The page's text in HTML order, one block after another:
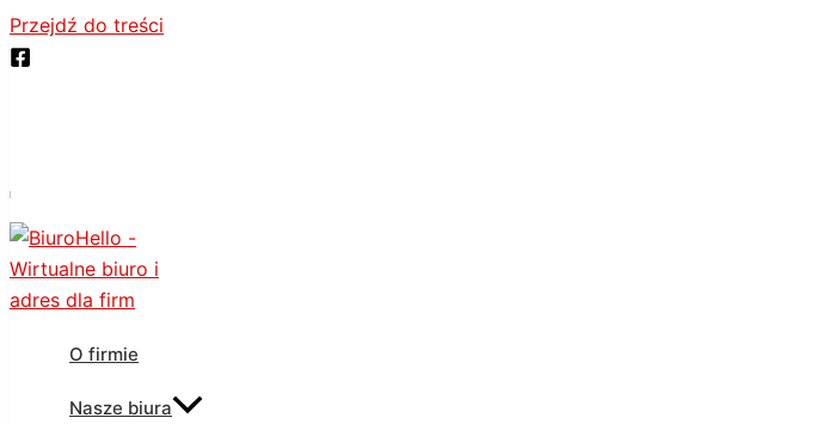
Przejdź do treści
O firmie
Nasze biura